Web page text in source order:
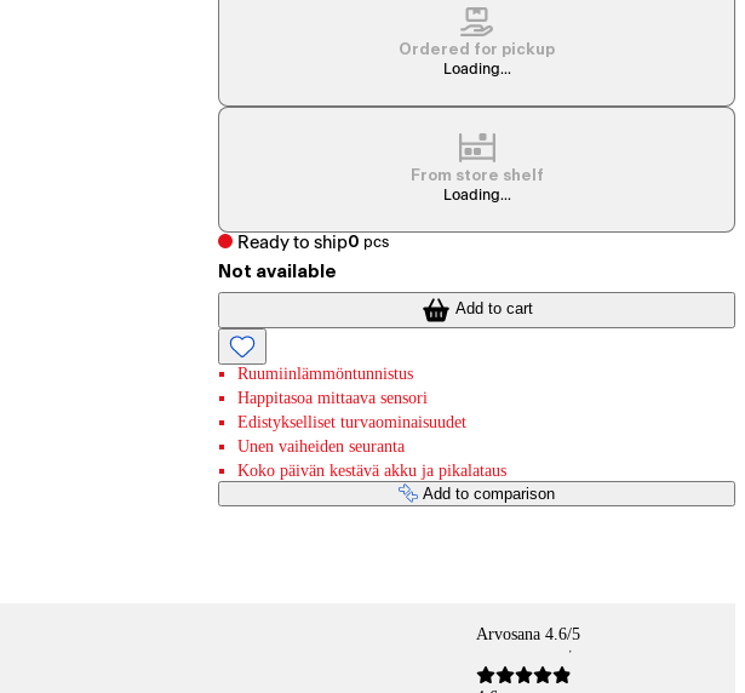
Ordered for pickup
Loading...
From store shelf
Loading...
Ready to ship0 pcs
Not available
Add to cart
Ruumiinlämmöntunnistus
Happitasoa mittaava sensori
Edistykselliset turvaominaisuudet
Unen vaiheiden seuranta
Koko päivän kestävä akku ja pikalataus
Add to comparison
Arvosana 4.6/5